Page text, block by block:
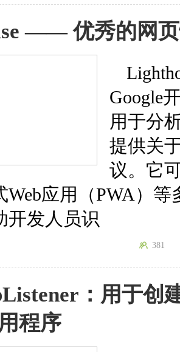
—— 优秀的网
Google
用于分
提供关
议。它
Web应用（PWA）
开发人员识
381
：用于创
程序